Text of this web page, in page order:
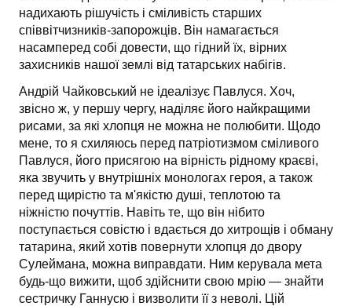
надихають рішучість і сміливість старших
співвітчизників-запорожців. Він намагається
насамперед собі довести, що гідний їх, вірних
захисників нашої землі від татарських набігів.
Андрій Чайковський не ідеалізує Павлуся. Хоч,
звісно ж, у першу чергу, наділяє його найкращими
рисами, за які хлопця не можна не полюбити. Щодо
мене, то я схиляюсь перед патріотизмом сміливого
Павлуся, його присягою на вірність рідному краєві,
яка звучить у внутрішніх монологах героя, а також
перед щирістю та м'якістю душі, теплотою та
ніжністю почуттів. Навіть те, що він нібито
поступається совістю і вдається до хитрощів і обману
татарина, який хотів повернути хлопця до двору
Сулеймана, можна виправдати. Ним керувала мета
будь-що вижити, щоб здійснити свою мрію — знайти
сестричку Ганнусю і визволити її з неволі. Цій